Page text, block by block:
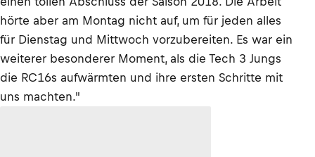
hörte aber am Montag nicht auf, um für jeden alles
für Dienstag und Mittwoch vorzubereiten. Es war ein
weiterer besonderer Moment, als die Tech 3 Jungs
die RC16s aufwärmten und ihre ersten Schritte mit
uns machten."